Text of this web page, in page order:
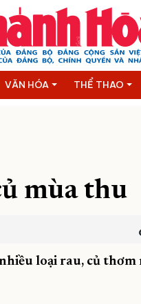
VĂN HÓA THỂ THAO
mùa thu
loại rau, củ thơm